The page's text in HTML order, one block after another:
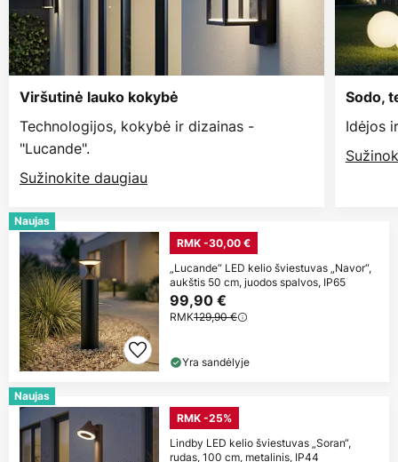
Viršutinė lauko kokybė
Technologijos, kokybė ir dizainas -
"Lucande".
Sužinokite daugiau
Sodo,
Idėjos
Naujas
RMK -30,00 €
„Lucande“ LED kelio šviestuvas „Navor“,
aukštis 50 cm, juodos spalvos, IP65
99,90 €
RMK129,90 €
Yra sandėlyje
Naujas
RMK -25%
Lindby LED kelio šviestuvas „Soran“,
rudas, 100 cm, metalinis, IP44